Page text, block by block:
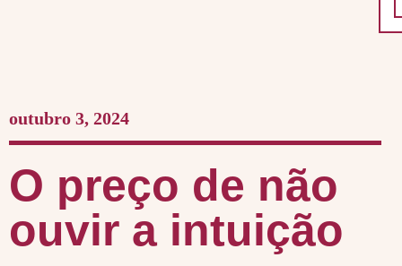
outubro 3, 2024
O preço de não
ouvir a intuição